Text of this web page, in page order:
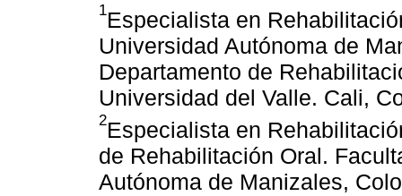
1Especialista en
Universidad Autónoma de
Departamento de
Universidad del Valle. Cali,
2Especialista en
de Rehabilitación Oral.
Autónoma de Manizales,